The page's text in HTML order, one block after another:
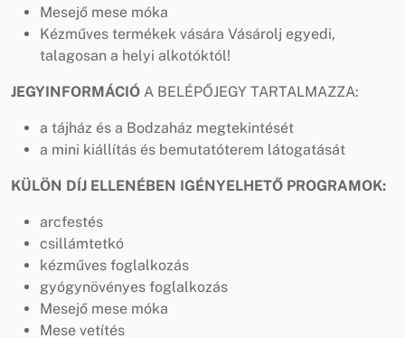
Mesejő mese móka
Kézműves termékek vására Vásárolj egyedi,
talagosan a helyi alkotóktól!
JEGYINFORMÁCIÓ A BELÉPŐJEGY TARTALMAZZA:
a tájház és a Bodzaház megtekintését
a mini kiállítás és bemutatóterem látogatását
KÜLÖN DÍJ ELLENÉBEN IGÉNYELHETŐ PROGRAMOK:
arcfestés
csillámtetkó
kézműves foglalkozás
gyógynövényes foglalkozás
Mesejő mese móka
Mese vetítés